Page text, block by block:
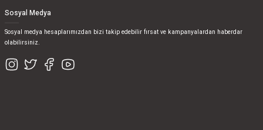
Sosyal Medya
Sosyal medya hesaplarımızdan bizi takip edebilir fırsat ve kampanyalardan haberdar
olabilirsiniz.